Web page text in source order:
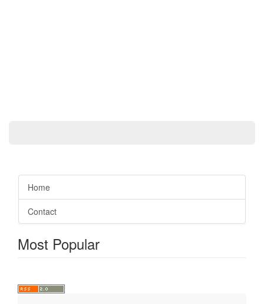
Home
Contact
Most Popular